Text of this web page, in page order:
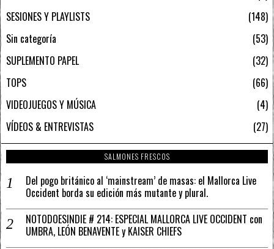
SESIONES Y PLAYLISTS
148
Sin categoría
53
SUPLEMENTO PAPEL
32
TOPS
66
VIDEOJUEGOS Y MÚSICA
4
VÍDEOS & ENTREVISTAS
27
SALMONES FRESCOS
Del pogo británico al ‘mainstream’ de masas: el Mallorca Live
Occident borda su edición más mutante y plural.
NOTODOESINDIE # 214: ESPECIAL MALLORCA LIVE OCCIDENT con
UMBRA, LEÓN BENAVENTE y KAISER CHIEFS